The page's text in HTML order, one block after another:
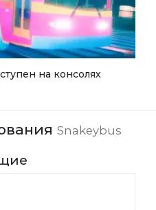
на консолях
Snakeybus